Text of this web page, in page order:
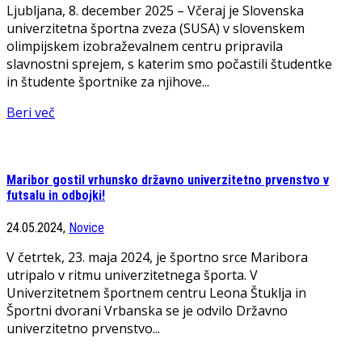
Ljubljana, 8. december 2025 – Včeraj je Slovenska
univerzitetna športna zveza (SUSA) v slovenskem
olimpijskem izobraževalnem centru pripravila
slavnostni sprejem, s katerim smo počastili študentke
in študente športnike za njihove...
Beri več
Maribor gostil vrhunsko državno univerzitetno prvenstvo v
futsalu in odbojki!
24.05.2024, Novice
V četrtek, 23. maja 2024, je športno srce Maribora
utripalo v ritmu univerzitetnega športa. V
Univerzitetnem športnem centru Leona Štuklja in
Športni dvorani Vrbanska se je odvilo Državno
univerzitetno prvenstvo...